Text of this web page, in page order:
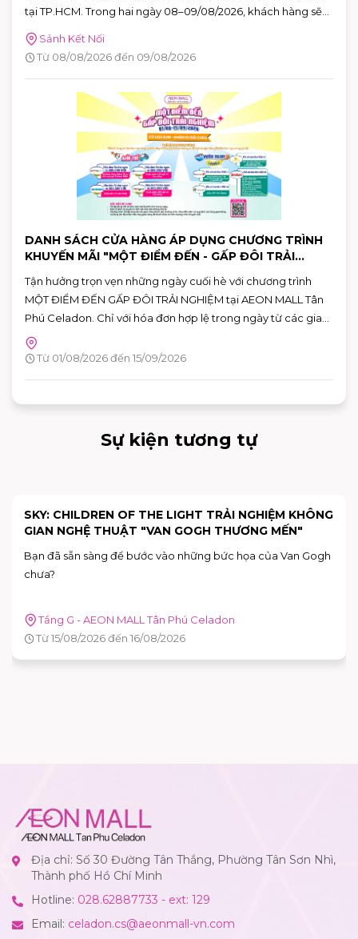
tại TP.HCM. Trong hai ngày 08–09/08/2026, khách hàng sẽ
có cơ hội khám phá những hương vị mùa hè độc đáo, tham
gia nhiều hoạt động tương tác thú vị và nhận quà tặng phiên
bản giới hạn tại AEON MALL Tân Phú Celadon.
Sảnh Kết Nối
Từ 08/08/2026 đến 09/08/2026
DANH SÁCH CỬA HÀNG ÁP DỤNG CHƯƠNG TRÌNH
KHUYẾN MÃI "MỘT ĐIỂM ĐẾN - GẤP ĐÔI TRẢI
Tận hưởng trọn vẹn những ngày cuối hè với chương trình
MỘT ĐIỂM ĐẾN GẤP ĐÔI TRẢI NGHIỆM tại AEON MALL Tân
Phú Celadon. Chỉ với hóa đơn hợp lệ trong ngày từ các gian
hàng tham gia, khách hàng có thể nhận ưu đãi chéo giữa
khu ẩm thực Vườn Ngon và các gian hàng giải trí, giúp hành
Từ 01/08/2026 đến 15/09/2026
Sự kiện tương tự
SKY: CHILDREN OF THE LIGHT TRẢI NGHIỆM KHÔNG
GIAN NGHỆ THUẬT "VAN GOGH THƯƠNG MẾN"
Bạn đã sẵn sàng để bước vào những bức họa của Van Gogh
chưa?
Tầng G - AEON MALL Tân Phú Celadon
Từ 15/08/2026 đến 16/08/2026
Địa chỉ: Số 30 Đường Tân Thắng, Phường Tân Sơn Nhì,
Thành phố Hồ Chí Minh
Hotline: 028.62887733 - ext: 129
Email: celadon.cs@aeonmall-vn.com